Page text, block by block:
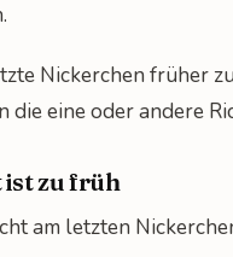
Nickerchen früher
eine oder andere
ist zu früh
am letzten